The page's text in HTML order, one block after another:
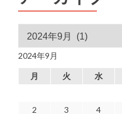
アーカイブ
2024年9月
月 火 水
2
3 4